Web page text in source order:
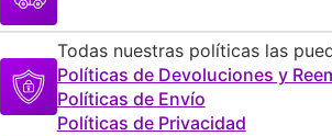
Todas nuestras políticas las
Políticas de Devoluciones y
Políticas de Envío
Políticas de Privacidad